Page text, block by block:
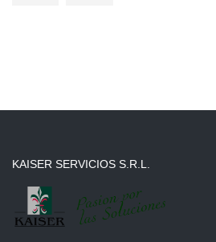
KAISER SERVICIOS S.R.L.